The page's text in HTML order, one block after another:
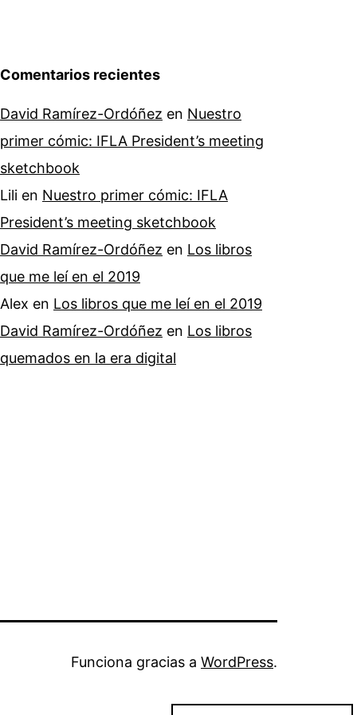
Comentarios recientes
David Ramírez-Ordóñez en Nuestro
primer cómic: IFLA President’s meeting
sketchbook
Lili en Nuestro primer cómic: IFLA
President’s meeting sketchbook
David Ramírez-Ordóñez en Los libros
que me leí en el 2019
Alex en Los libros que me leí en el 2019
David Ramírez-Ordóñez en Los libros
quemados en la era digital
Funciona gracias a WordPress.